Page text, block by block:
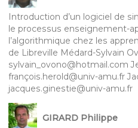
Introduction d’un logiciel de
le processus enseignement-
l’algorithmique chez les
de Libreville Médard-Sylvain
sylvain_ovono@hotmail.com
françois.herold@univ-amu.fr
jacques.ginestie@univ-amu.fr
GIRARD Philippe